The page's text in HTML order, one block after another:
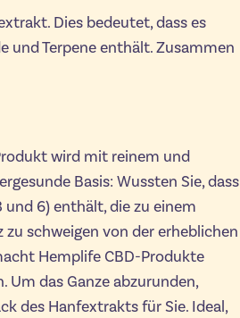
Dies bedeutet, dass es
und Terpene enthält. Zusammen
wird mit reinem und
Basis: Wussten Sie, dass
6) enthält, die zu einem
schweigen von der erheblichen
Hemplife CBD-Produkte
Um das Ganze abzurunden,
des Hanfextrakts für Sie. Ideal,